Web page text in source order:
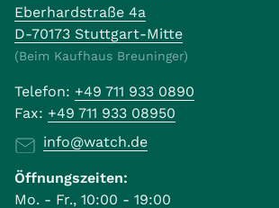
Eberhardstraße 4a
D-70173 Stuttgart-Mitte
(Beim Kaufhaus Breuninger)
Telefon: +49 711 933 0890
Fax: +49 711 933 08950
info@watch.de
Öffnungszeiten:
Mo. - Fr., 10:00 - 19:00